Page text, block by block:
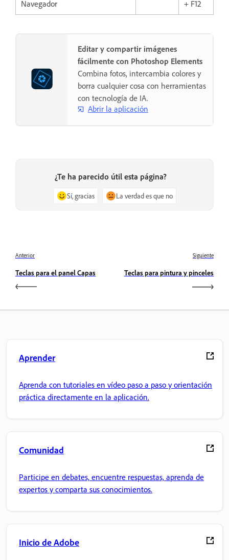
Navegador
+ F12
Editar y compartir imágenes
fácilmente con Photoshop Elements
Combina fotos, intercambia colores y
borra cualquier cosa con herramientas
con tecnología de IA.
Abrir la aplicación
¿Te ha parecido útil esta página?
Sí, gracias La verdad es que no
Anterior
Teclas para el panel Capas
Siguiente
Teclas para pintura y pinceles
Aprender
Aprenda con tutoriales en vídeo paso a paso y orientación
práctica directamente en la aplicación.
Comunidad
Participe en debates, encuentre respuestas, aprenda de
expertos y comparta sus conocimientos.
Inicio de Adobe